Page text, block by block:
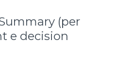
(per
e decision